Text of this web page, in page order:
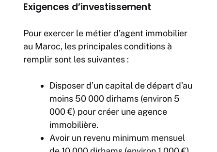
Exigences d’investissement
Pour exercer le métier d’agent immobilier
au Maroc, les principales conditions à
remplir sont les suivantes :
Disposer d’un capital de départ d’au
moins 50 000 dirhams (environ 5
000 €) pour créer une agence
immobilière.
Avoir un revenu minimum mensuel